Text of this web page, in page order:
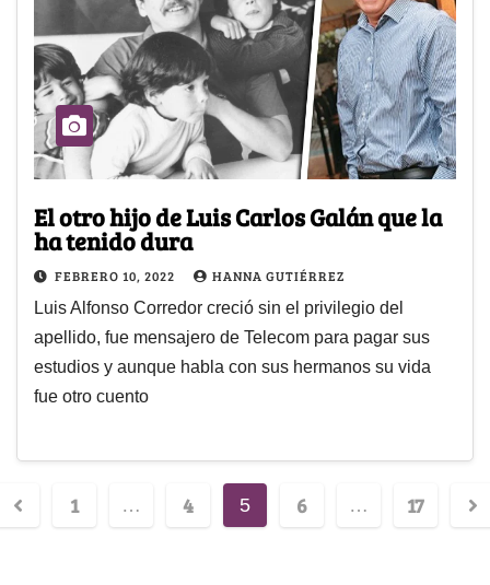
El otro hijo de Luis Carlos Galán que la
ha tenido dura
FEBRERO 10, 2022 HANNA GUTIÉRREZ
Luis Alfonso Corredor creció sin el privilegio del
apellido, fue mensajero de Telecom para pagar sus
estudios y aunque habla con sus hermanos su vida
fue otro cuento
1 … 4 5 6 … 17